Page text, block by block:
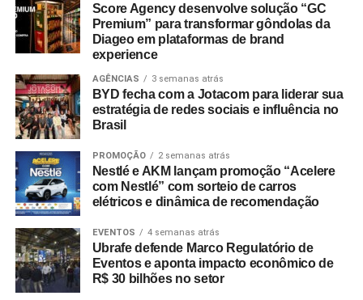
a premissa de que não existe um modelo único de pai.
A CASA&VIDEO adotou o mote “Presentes e ofertas para
todos os tipos de pai”, focando no perfil multifacetado do
consumidor moderno e destacando seu sortimento de
utilidades, tecnologia e itens para o lar. Já a Le biscuit
apresentou a assinatura “Tudo pro seu pai que faz parte
de tudo”, enfatizando a participação dos pais na rotina
doméstica com produtos voltados à praticidade.
“O Dia dos Pais é uma data importante para o varejo
porque desperta um consumo movido pelo afeto e pela
identificação. Nossa prioridade foi criar campanhas que
tornassem essa jornada de compra mais simples e
inspiradora”, explica Laura Autran, Gerente Geral de
Marketingda CVLB. Marcelo Conduru,
A peça publicitária encerra-se com o conceito: “Perder a
calma é uma coisa… mas ficar sem Vivo Fibra, isso nem
na novela”, conectando a narrativa da ficção com a oferta
de serviços de banda larga da operadora.
Score Agency desenvolve solução “GC
Premium” para transformar gôndolas da
Diageo em plataformas de brand
experience
AGÊNCIAS 3 semanas atrás
BYD fecha com a Jotacom para liderar sua
estratégia de redes sociais e influência no
Brasil
PROMOÇÃO 2 semanas atrás
Nestlé e AKM lançam promoção “Acelere
com Nestlé” com sorteio de carros
elétricos e dinâmica de recomendação
EVENTOS 4 semanas atrás
Ubrafe defende Marco Regulatório de
Eventos e aponta impacto econômico de
R$ 30 bilhões no setor